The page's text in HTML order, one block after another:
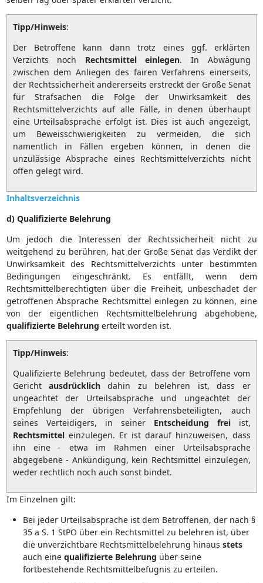
Tipp/Hinweis:
Der Betroffene kann dann trotz eines ggf. erklärten
Verzichts noch Rechtsmittel einlegen. In Abwägung
zwischen dem Anliegen des fairen Verfahrens einerseits,
der Rechtssicherheit andererseits erstreckt der Große Senat
für Strafsachen die Folge der Unwirksamkeit des
Rechtsmittelverzichts auf alle Fälle, in denen überhaupt
eine Urteilsabsprache erfolgt ist. Dies ist auch angezeigt,
um Beweisschwierigkeiten zu vermeiden, die sich
namentlich in Fällen ergeben können, in denen die
unzulässige Absprache eines Rechtsmittelverzichts nicht
offen gelegt wird.
Inhaltsverzeichnis
d) Qualifizierte Belehrung
Um jedoch die Interessen der Rechtssicherheit nicht zu
weitgehend zu berühren, hat der Große Senat das Verdikt der
Unwirksamkeit des Rechtsmittelverzichts unter bestimmten
Bedingungen eingeschränkt. Es entfällt, wenn dem
Rechtsmittelberechtigten über die Freiheit, unbeschadet der
getroffenen Absprache Rechtsmittel einlegen zu können, eine
von der eigentlichen Rechtsmittelbelehrung abgehobene,
qualifizierte Belehrung erteilt worden ist.
Tipp/Hinweis:
Qualifizierte Belehrung bedeutet, dass der Betroffene vom
Gericht ausdrücklichdahin zu belehren ist, dass er
ungeachtet der Urteilsabsprache und ungeachtet der
Empfehlung der übrigen Verfahrensbeteiligten, auch
seines Verteidigers, in seiner Entscheidung freiist,
Rechtsmitteleinzulegen. Er ist darauf hinzuweisen, dass
ihn eine - etwa im Rahmen einer Urteilsabsprache
abgegebene - Ankündigung, kein Rechtsmittel einzulegen,
weder rechtlich noch auch sonst bindet.
Im Einzelnen gilt:
Bei jeder Urteilsabsprache ist dem Betroffenen, der nach §
35 a S. 1 StPO über ein Rechtsmittel zu belehren ist, über
die unverzichtbare Rechtsmittelbelehrung hinaus stets
auch eine qualifizierte Belehrung über seine
fortbestehende Rechtsmittelbefugnis zu erteilen.